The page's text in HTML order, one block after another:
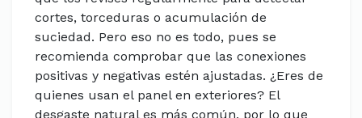
cortes, torceduras o acumulación de
suciedad. Pero eso no es todo, pues se
recomienda comprobar que las conexiones
positivas y negativas estén ajustadas. ¿Eres de
quienes usan el panel en exteriores? El
desgaste natural es más común, por lo que